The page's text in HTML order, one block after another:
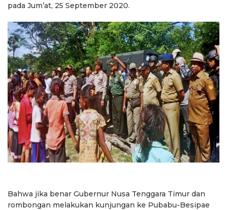
pada Jum’at, 25 September 2020.
Bahwa jika benar Gubernur Nusa Tenggara Timur dan
rombongan melakukan kunjungan ke Pubabu-Besipae